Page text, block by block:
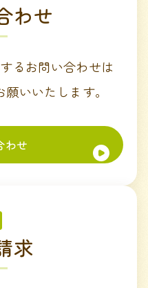
わせ
るお問い合わせは
いいたします。
わせ
求